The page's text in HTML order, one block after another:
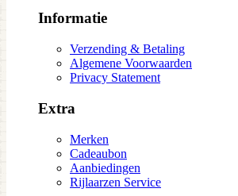
Informatie
Verzending & Betaling
Algemene Voorwaarden
Privacy Statement
Extra
Merken
Cadeaubon
Aanbiedingen
Rijlaarzen Service